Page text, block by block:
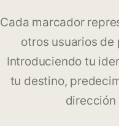
Cada marcador
otros usuarios
Introduciendo tu
tu destino,
dirección